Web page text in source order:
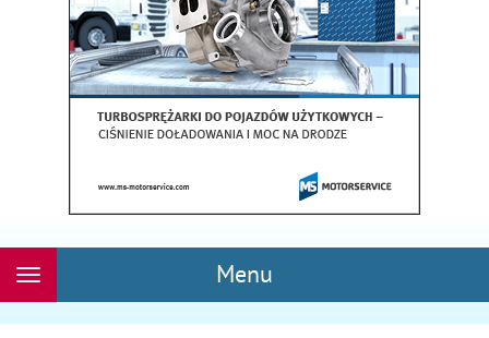
Menu
Rozwiń